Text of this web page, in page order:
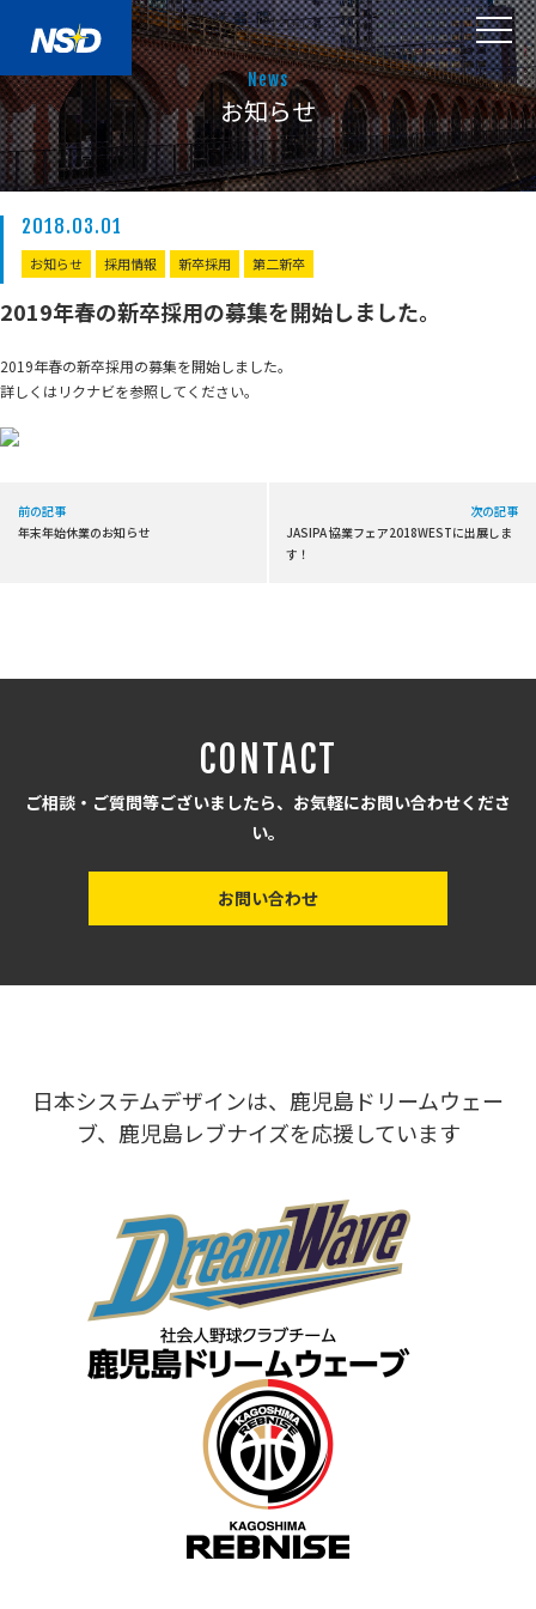
News
お知らせ
2018.03.01
お知らせ 採用情報 新卒採用 第二新卒
2019年春の新卒採用の募集を開始しました。
2019年春の新卒採用の募集を開始しました。
詳しくはリクナビを参照してください。
前の記事
年末年始休業のお知らせ
次の記事
JASIPA 協業フェア2018WESTに出展しま
す！
CONTACT
ご相談・ご質問等ございましたら、お気軽にお問い合わせくださ
い。
お問い合わせ
日本システムデザインは、鹿児島ドリームウェー
ブ、鹿児島レブナイズを応援しています